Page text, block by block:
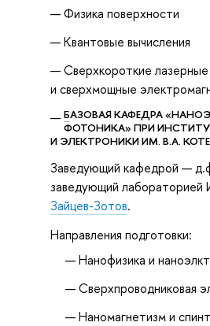
Физика поверхности
Квантовые вычисления
Сверхкороткие
и сверхмощные
БАЗОВАЯ КАФЕДРА
ФОТОНИКА» ПРИ
И ЭЛЕКТРОНИКИ ИМ. В.А.
Заведующий кафедрой —
заведующий
Зайцев-Зотов.
Направления подготовки:
Нанофизика и
Сверхпроводниковая
Наномагнетизм и